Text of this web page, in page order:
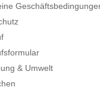
& Umwelt